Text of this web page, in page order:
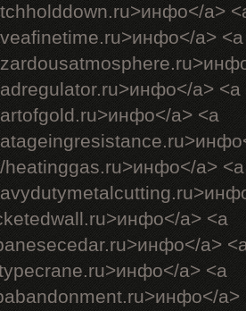
a>
a> <a
a> <a
a> <a
heatinggas.ru>инфо</a> <a
a> <a
a>
a> <a
a>